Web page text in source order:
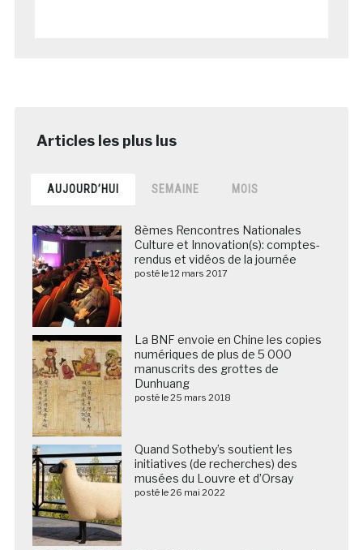
AUJOURD’HUI SEMAINE MOIS
8èmes Rencontres Nationales
Culture et Innovation(s): comptes-
rendus et vidéos de la journée
posté le 12 mars 2017
La BNF envoie en Chine les copies
numériques de plus de 5 000
manuscrits des grottes de
Dunhuang
posté le 25 mars 2018
Quand Sotheby’s soutient les
initiatives (de recherches) des
musées du Louvre et d’Orsay
posté le 26 mai 2022